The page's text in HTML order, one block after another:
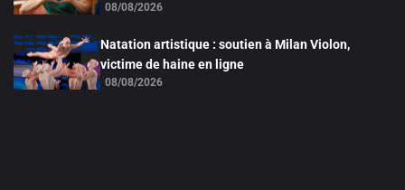
08/08/2026
Natation artistique : soutien à Milan Violon,
victime de haine en ligne
08/08/2026